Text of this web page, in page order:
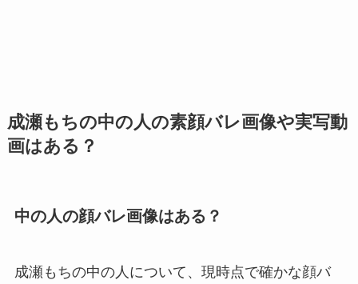
成瀬もちの中の人の素顔バレ画像や実写動
画はある？
中の人の顔バレ画像はある？
成瀬もちの中の人について、現時点で確かな顔バ